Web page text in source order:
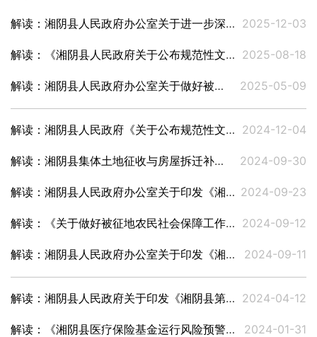
解读：湘阴县人民政府办公室关于进一步深化殡葬改革有关事项的通知 2025-12-03
解读：《湘阴县人民政府关于公布规范性文件清理结果的决定》 2025-08-18
解读：湘阴县人民政府办公室关于做好被征地农民社会保障工作的通知 2025-05-09
解读：湘阴县人民政府《关于公布规范性文件清理结果的决定》 2024-12-04
解读：湘阴县集体土地征收与房屋拆迁补偿安置办法 2024-09-30
解读：湘阴县人民政府办公室关于印发《湘阴县强化乡友招商推进湘商回归三年行动方案（2024—2026年）》的通知 2024-09-23
解读：《关于做好被征地农民社会保障工作的通知》（起草说明及征求意见稿） 2024-09-12
解读：湘阴县人民政府办公室关于印发《湘阴县政府投资工程建设项目标后监督管理办法》的通知 2024-09-11
解读：湘阴县人民政府关于印发《湘阴县第四次全国文物普查实施方案》的通知 2024-04-12
解读：《湘阴县医疗保险基金运行风险预警处置方案》 2024-01-31